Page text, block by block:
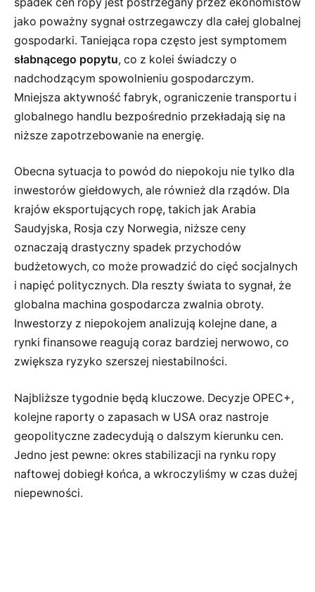
jako poważny sygnał ostrzegawczy dla całej globalnej
gospodarki. Taniejąca ropa często jest symptomem
słabnącego popytu, co z kolei świadczy o
nadchodzącym spowolnieniu gospodarczym.
Mniejsza aktywność fabryk, ograniczenie transportu i
globalnego handlu bezpośrednio przekładają się na
niższe zapotrzebowanie na energię.
Obecna sytuacja to powód do niepokoju nie tylko dla
inwestorów giełdowych, ale również dla rządów. Dla
krajów eksportujących ropę, takich jak Arabia
Saudyjska, Rosja czy Norwegia, niższe ceny
oznaczają drastyczny spadek przychodów
budżetowych, co może prowadzić do cięć socjalnych
i napięć politycznych. Dla reszty świata to sygnał, że
globalna machina gospodarcza zwalnia obroty.
Inwestorzy z niepokojem analizują kolejne dane, a
rynki finansowe reagują coraz bardziej nerwowo, co
zwiększa ryzyko szerszej niestabilności.
Najbliższe tygodnie będą kluczowe. Decyzje OPEC+,
kolejne raporty o zapasach w USA oraz nastroje
geopolityczne zadecydują o dalszym kierunku cen.
Jedno jest pewne: okres stabilizacji na rynku ropy
naftowej dobiegł końca, a wkroczyliśmy w czas dużej
niepewności.